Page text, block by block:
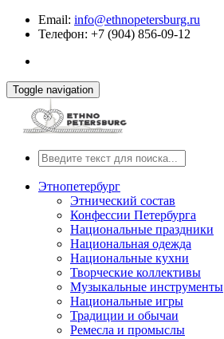
Email: info@ethnopetersburg.ru
Телефон: +7 (904) 856-09-12
Toggle navigation
Этнопетербург
Этнический состав
Конфессии Петербурга
Национальные праздники
Национальная одежда
Национальные кухни
Творческие коллективы
Музыкальные инструменты
Национальные игры
Традиции и обычаи
Ремесла и промыслы